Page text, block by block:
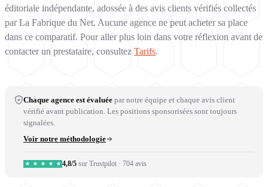
éditoriale indépendante, adossée à des avis clients vérifiés collectés
par La Fabrique du Net. Aucune agence ne peut acheter sa place
dans ce comparatif. Pour aller plus loin dans votre réflexion avant de
contacter un prestataire, consultez Tarifs.
Chaque agence est évaluée par notre équipe et chaque avis client
vérifié avant publication. Les positions sponsorisées sont toujours
signalées.
Voir notre méthodologie
4,8/5 sur Trustpilot · 704 avis